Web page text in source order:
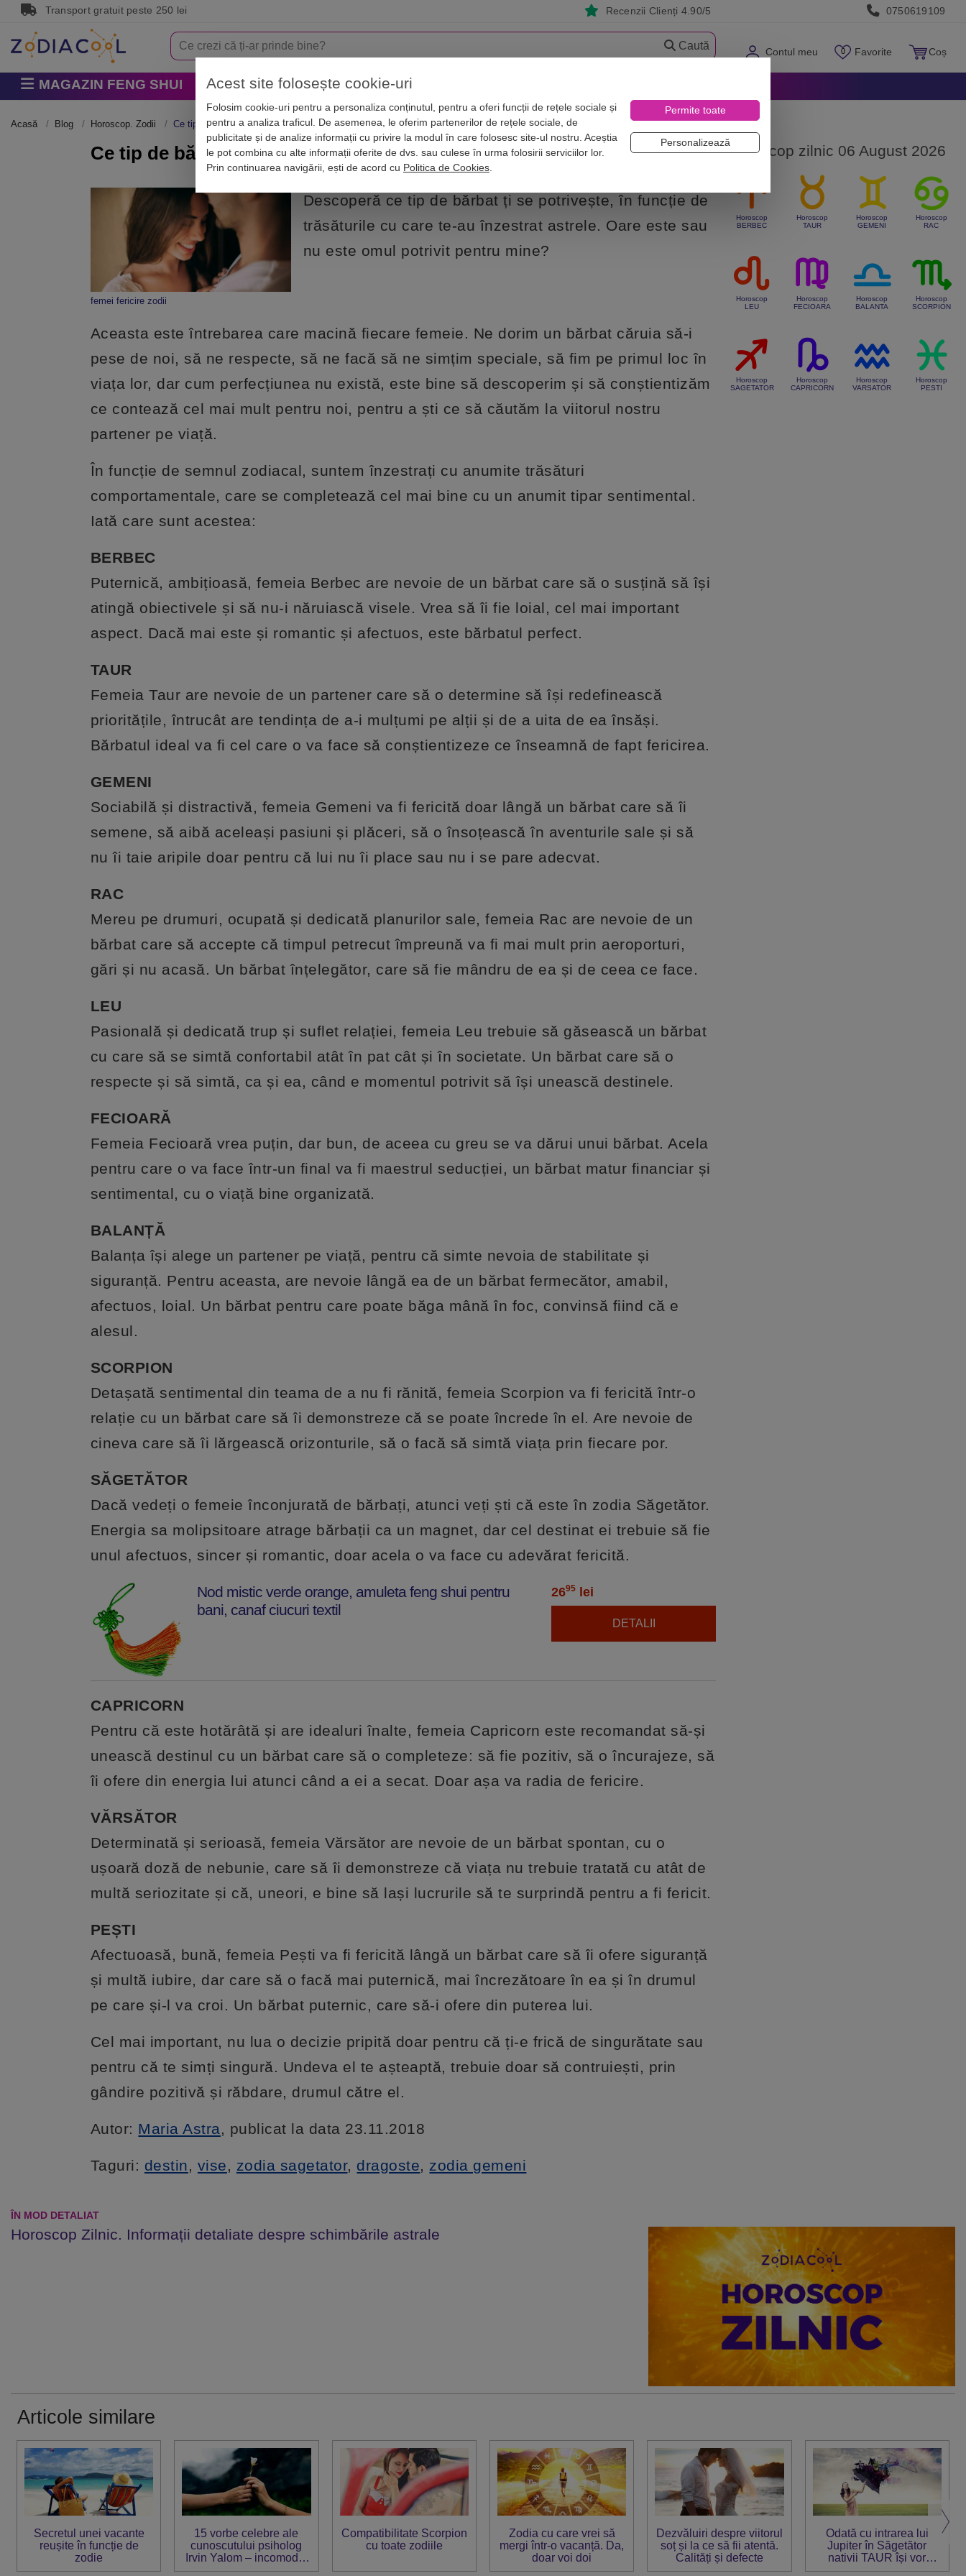
Transport gratuit peste 250 lei Recenzii Clienți 4.90/5 0750619109
Contul meu Favorite Coș
Caută
MAGAZIN FENG SHUI Horoscop Zodii Astrologie Numerologie
Acasă Blog Horoscop. Zodii Ce tip de bărbat ai nevoie în viața ta pentru a fi fericită
Ce tip de bărbat ai nevoie în viața ta pentru a fi fericită
femei fericire zodii
Descoperă ce tip de bărbat ți se potrivește, în funcție de
trăsăturile cu care te-au înzestrat astrele. Oare este sau
nu este omul potrivit pentru mine?
Aceasta este întrebarea care macină fiecare femeie. Ne dorim un bărbat căruia să-i
pese de noi, să ne respecte, să ne facă să ne simțim speciale, să fim pe primul loc în
viața lor, dar cum perfecțiunea nu există, este bine să descoperim și să conștientizăm
ce contează cel mai mult pentru noi, pentru a ști ce să căutăm la viitorul nostru
partener pe viață.
În funcție de semnul zodiacal, suntem înzestrați cu anumite trăsături
comportamentale, care se completează cel mai bine cu un anumit tipar sentimental.
Iată care sunt acestea:
BERBEC
Puternică, ambițioasă, femeia Berbec are nevoie de un bărbat care să o susțină să își
atingă obiectivele și să nu-i năruiască visele. Vrea să îi fie loial, cel mai important
aspect. Dacă mai este și romantic și afectuos, este bărbatul perfect.
TAUR
Femeia Taur are nevoie de un partener care să o determine să își redefinească
prioritățile, întrucât are tendința de a-i mulțumi pe alții și de a uita de ea însăși.
Bărbatul ideal va fi cel care o va face să conștientizeze ce înseamnă de fapt fericirea.
GEMENI
Sociabilă și distractivă, femeia Gemeni va fi fericită doar lângă un bărbat care să îi
semene, să aibă aceleași pasiuni și plăceri, să o însoțească în aventurile sale și să
nu îi taie aripile doar pentru că lui nu îi place sau nu i se pare adecvat.
RAC
Mereu pe drumuri, ocupată și dedicată planurilor sale, femeia Rac are nevoie de un
bărbat care să accepte că timpul petrecut împreună va fi mai mult prin aeroporturi,
gări și nu acasă. Un bărbat înțelegător, care să fie mândru de ea și de ceea ce face.
LEU
Pasională și dedicată trup și suflet relației, femeia Leu trebuie să găsească un bărbat
cu care să se simtă confortabil atât în pat cât și în societate. Un bărbat care să o
respecte și să simtă, ca și ea, când e momentul potrivit să își unească destinele.
FECIOARĂ
Femeia Fecioară vrea puțin, dar bun, de aceea cu greu se va dărui unui bărbat. Acela
pentru care o va face într-un final va fi maestrul seducției, un bărbat matur financiar și
sentimental, cu o viață bine organizată.
BALANȚĂ
Balanța își alege un partener pe viață, pentru că simte nevoia de stabilitate și
siguranță. Pentru aceasta, are nevoie lângă ea de un bărbat fermecător, amabil,
afectuos, loial. Un bărbat pentru care poate băga mână în foc, convinsă fiind că e
alesul.
SCORPION
Detașată sentimental din teama de a nu fi rănită, femeia Scorpion va fi fericită într-o
relație cu un bărbat care să îi demonstreze că se poate încrede în el. Are nevoie de
cineva care să îi lărgească orizonturile, să o facă să simtă viața prin fiecare por.
SĂGETĂTOR
Dacă vedeți o femeie înconjurată de bărbați, atunci veți ști că este în zodia Săgetător.
Energia sa molipsitoare atrage bărbații ca un magnet, dar cel destinat ei trebuie să fie
unul afectuos, sincer și romantic, doar acela o va face cu adevărat fericită.
Nod mistic verde orange, amuleta feng shui pentru
bani, canaf ciucuri textil
2695lei
DETALII
CAPRICORN
Pentru că este hotărâtă și are idealuri înalte, femeia Capricorn este recomandat să-și
unească destinul cu un bărbat care să o completeze: să fie pozitiv, să o încurajeze, să
îi ofere din energia lui atunci când a ei a secat. Doar așa va radia de fericire.
VĂRSĂTOR
Determinată și serioasă, femeia Vărsător are nevoie de un bărbat spontan, cu o
ușoară doză de nebunie, care să îi demonstreze că viața nu trebuie tratată cu atât de
multă seriozitate și că, uneori, e bine să lași lucrurile să te surprindă pentru a fi fericit.
PEȘTI
Afectuoasă, bună, femeia Pești va fi fericită lângă un bărbat care să îi ofere siguranță
și multă iubire, dar care să o facă mai puternică, mai încrezătoare în ea și în drumul
pe care și-l va croi. Un bărbat puternic, care să-i ofere din puterea lui.
Cel mai important, nu lua o decizie pripită doar pentru că ți-e frică de singurătate sau
pentru că te simți singură. Undeva el te așteaptă, trebuie doar să contruiești, prin
gândire pozitivă și răbdare, drumul către el.
Autor: Maria Astra, publicat la data 23.11.2018
Taguri: destin, vise, zodia sagetator, dragoste, zodia gemeni
Horoscop zilnic 06 August 2026
Horoscop
BERBEC
Horoscop
TAUR
Horoscop
GEMENI
Horoscop
RAC
Horoscop
LEU
Horoscop
FECIOARA
Horoscop
BALANTA
Horoscop
SCORPION
Horoscop
SAGETATOR
Horoscop
CAPRICORN
Horoscop
VARSATOR
Horoscop
PESTI
ÎN MOD DETALIAT
Horoscop Zilnic. Informații detaliate despre schimbările astrale
Articole similare
Secretul unei vacante
reușite în funcție de
zodie
15 vorbe celebre ale
cunoscutului psiholog
Irvin Yalom – incomode,
dar adevărate și intense
Compatibilitate Scorpion
cu toate zodiile
Zodia cu care vrei să
mergi într-o vacanță. Da,
doar voi doi
Dezvăluiri despre viitorul
soț și la ce să fii atentă.
Calități și defecte
Odată cu intrarea lui
Jupiter în Săgetător
nativii TAUR își vor
descoperi noi talente
Acest site folosește cookie-uri
Folosim cookie-uri pentru a personaliza conținutul, pentru a oferi funcții de rețele sociale și
pentru a analiza traficul. De asemenea, le oferim partenerilor de rețele sociale, de
publicitate și de analize informații cu privire la modul în care folosesc site-ul nostru. Aceștia
le pot combina cu alte informații oferite de dvs. sau culese în urma folosirii serviciilor lor.
Prin continuarea navigării, ești de acord cu Politica de Cookies.
Permite toate
Personalizează